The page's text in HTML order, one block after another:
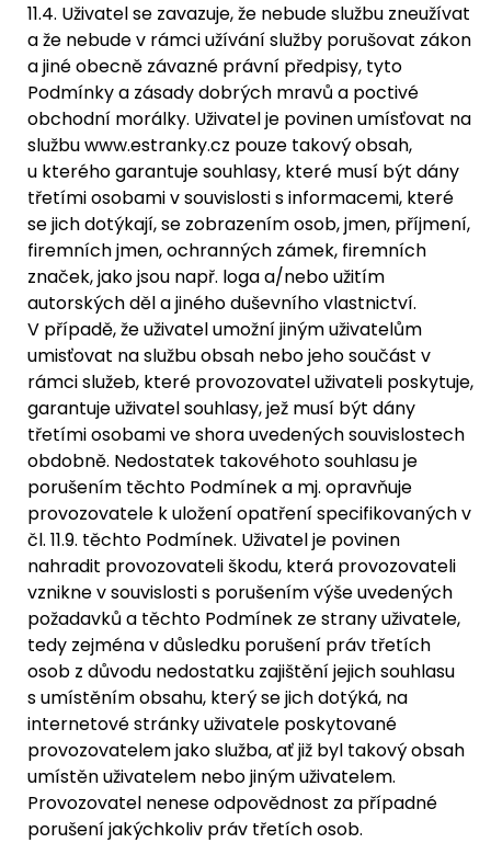
11.4. Uživatel se zavazuje, že nebude službu zneužívat
a že nebude v rámci užívání služby porušovat zákon
a jiné obecně závazné právní předpisy, tyto
Podmínky a zásady dobrých mravů a poctivé
obchodní morálky. Uživatel je povinen umísťovat na
službu www.estranky.cz pouze takový obsah,
u kterého garantuje souhlasy, které musí být dány
třetími osobami v souvislosti s informacemi, které
se jich dotýkají, se zobrazením osob, jmen, příjmení,
firemních jmen, ochranných zámek, firemních
značek, jako jsou např. loga a/nebo užitím
autorských děl a jiného duševního vlastnictví.
V případě, že uživatel umožní jiným uživatelům
umisťovat na službu obsah nebo jeho součást v
rámci služeb, které provozovatel uživateli poskytuje,
garantuje uživatel souhlasy, jež musí být dány
třetími osobami ve shora uvedených souvislostech
obdobně. Nedostatek takovéhoto souhlasu je
porušením těchto Podmínek a mj. opravňuje
provozovatele k uložení opatření specifikovaných v
čl. 11.9. těchto Podmínek. Uživatel je povinen
nahradit provozovateli škodu, která provozovateli
vznikne v souvislosti s porušením výše uvedených
požadavků a těchto Podmínek ze strany uživatele,
tedy zejména v důsledku porušení práv třetích
osob z důvodu nedostatku zajištění jejich souhlasu
s umístěním obsahu, který se jich dotýká, na
internetové stránky uživatele poskytované
provozovatelem jako služba, ať již byl takový obsah
umístěn uživatelem nebo jiným uživatelem.
Provozovatel nenese odpovědnost za případné
porušení jakýchkoliv práv třetích osob.